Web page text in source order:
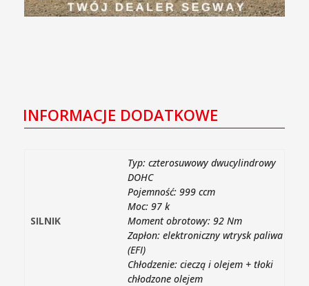
INFORMACJE DODATKOWE
SILNIK
Typ: czterosuwowy dwucylindrowy
DOHC
Pojemność: 999 ccm
Moc: 97 k
Moment obrotowy: 92 Nm
Zapłon: elektroniczny wtrysk paliwa
(EFI)
Chłodzenie: cieczą i olejem + tłoki
chłodzone olejem